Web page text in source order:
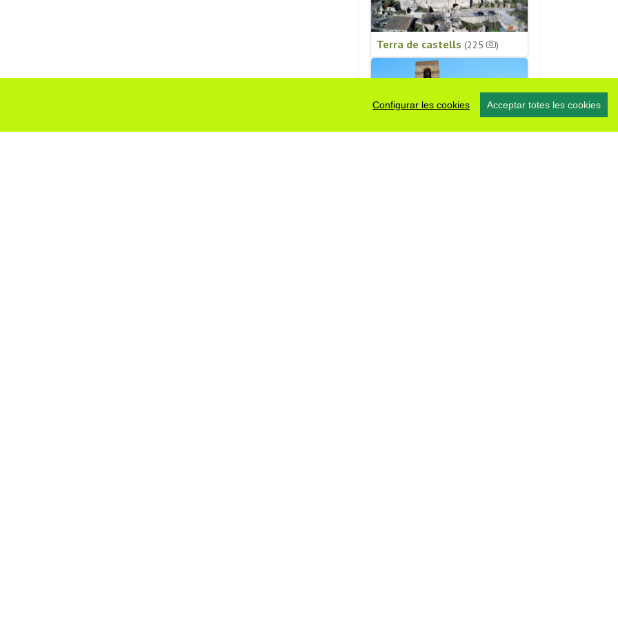
Configurar les cookies Acceptar totes les cookies
Terra de castells (225 )